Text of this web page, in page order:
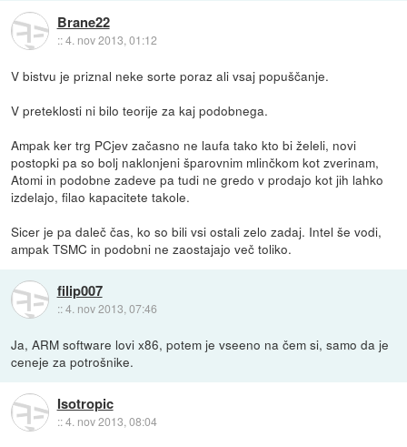
Brane22
::4. nov 2013, 01:12
V bistvu je priznal neke sorte poraz ali vsaj popuščanje.
V preteklosti ni bilo teorije za kaj podobnega.
Ampak ker trg PCjev začasno ne laufa tako kto bi želeli, novi
postopki pa so bolj naklonjeni šparovnim mlinčkom kot zverinam,
Atomi in podobne zadeve pa tudi ne gredo v prodajo kot jih lahko
izdelajo, filao kapacitete takole.
Sicer je pa daleč čas, ko so bili vsi ostali zelo zadaj. Intel še vodi,
ampak TSMC in podobni ne zaostajajo več toliko.
filip007
::4. nov 2013, 07:46
Ja, ARM software lovi x86, potem je vseeno na čem si, samo da je
ceneje za potrošnike.
Isotropic
::4. nov 2013, 08:04